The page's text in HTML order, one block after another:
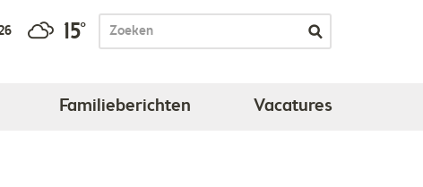
15°
Familieberichten Vacatures